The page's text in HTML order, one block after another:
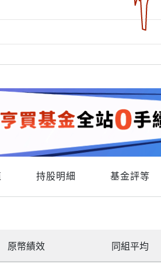
持股明細 基金評等
原幣績效
同組平均